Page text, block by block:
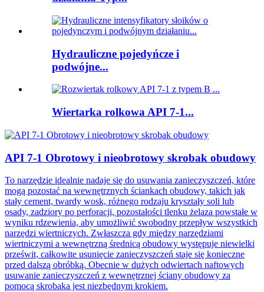
Hydrauliczne pojedyńcze i
podwójne...
Wiertarka rolkowa API 7-1...
API 7-1 Obrotowy i nieobrotowy skrobak obudowy
To narzędzie idealnie nadaje się do usuwania zanieczyszczeń, które
mogą pozostać na wewnętrznych ściankach obudowy, takich jak
stały cement, twardy wosk, różnego rodzaju kryształy soli lub
osady, zadziory po perforacji, pozostałości tlenku żelaza powstałe w
wyniku rdzewienia, aby umożliwić swobodny przepływ wszystkich
narzędzi wiertniczych. Zwłaszcza gdy między narzędziami
wiertniczymi a wewnętrzną średnicą obudowy występuje niewielki
prześwit, całkowite usunięcie zanieczyszczeń staje się konieczne
przed dalszą obróbką. Obecnie w dużych odwiertach naftowych
usuwanie zanieczyszczeń z wewnętrznej ściany obudowy za
pomocą skrobaka jest niezbędnym krokiem.